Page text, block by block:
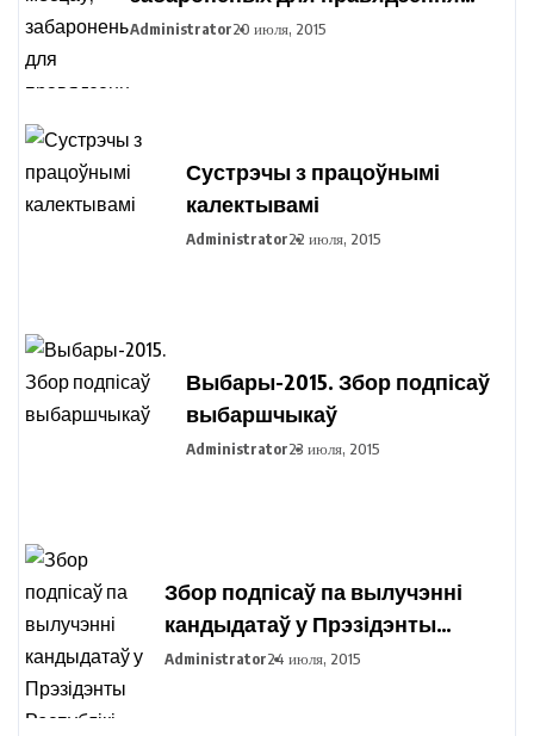
пікетавання з мэтай збору подпісаў
Administrator20 июля, 2015
Сустрэчы з працоўнымі
калектывамі
Administrator22 июля, 2015
Выбары-2015. Збор подпісаў
выбаршчыкаў
Administrator23 июля, 2015
Збор подпісаў па вылучэнні
кандыдатаў у Прэзідэнты
Рэспублікі Беларусь праходзіць
Administrator24 июля, 2015